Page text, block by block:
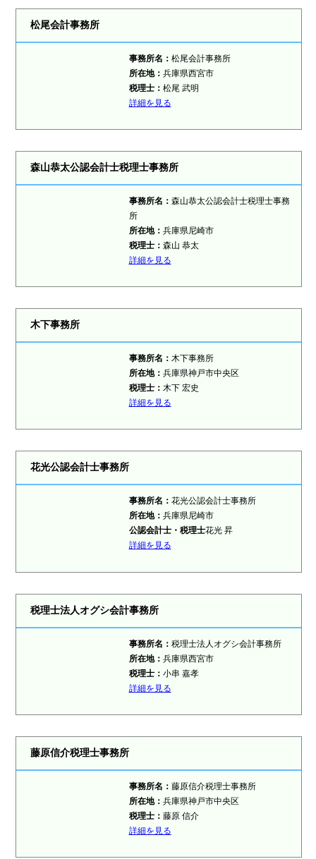
松尾会計事務所
事務所名： 松尾会計事務所
所在地： 兵庫県西宮市
税理士： 松尾 武明
詳細を見る
森山恭太公認会計士税理士事務所
事務所名： 森山恭太公認会計士税理士事務
所
所在地： 兵庫県尼崎市
税理士： 森山 恭太
詳細を見る
木下事務所
事務所名： 木下事務所
所在地： 兵庫県神戸市中央区
税理士： 木下 宏史
詳細を見る
花光公認会計士事務所
事務所名： 花光公認会計士事務所
所在地： 兵庫県尼崎市
公認会計士・税理士花光 昇
詳細を見る
税理士法人オグシ会計事務所
事務所名： 税理士法人オグシ会計事務所
所在地： 兵庫県西宮市
税理士： 小串 嘉孝
詳細を見る
藤原信介税理士事務所
事務所名： 藤原信介税理士事務所
所在地： 兵庫県神戸市中央区
税理士： 藤原 信介
詳細を見る